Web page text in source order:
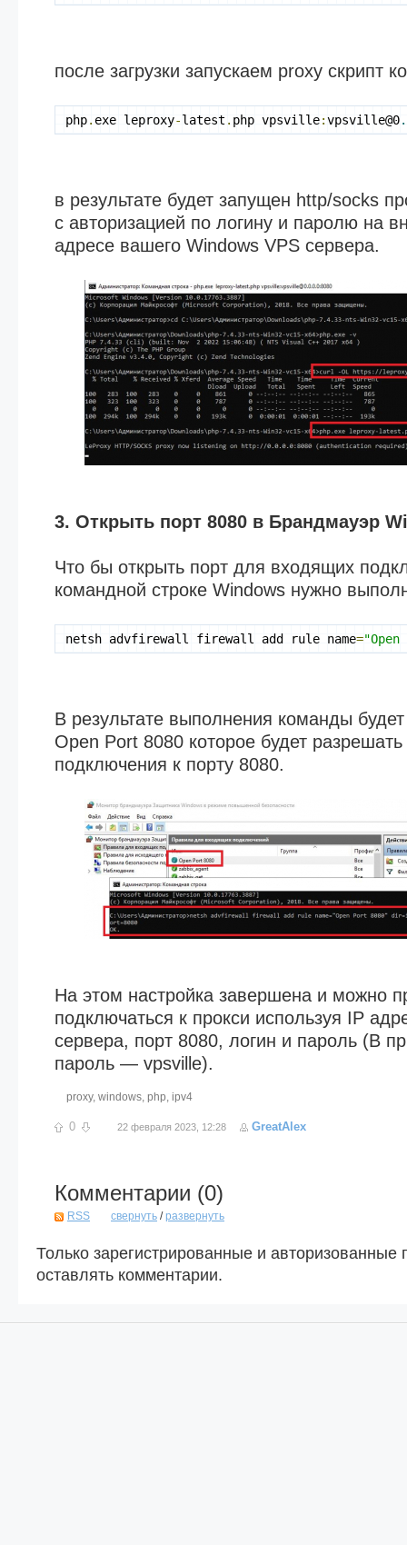
после загрузки запускаем proxy скрипт
php. exe leproxy-latest . php vpsville:vpsville@0
в результате будет запущен http/socks
с авторизацией по логину и паролю на
адресе вашего Windows VPS сервера.
3. Открыть порт 8080 в Брандмауэр
Что бы открыть порт для входящих
командной строке Windows нужно
netsh advfirewall firewall add rule name=
В результате выполнения команды
Open Port 8080 которое будет
подключения к порту 8080.
На этом настройка завершена и можно
подключаться к прокси используя IP
сервера, порт 8080, логин и пароль (В
пароль — vpsville).
proxy, windows, php, ipv4
0 22 февраля 2023, 12:28 GreatAlex
Комментарии (0)
RSS свернуть /развернуть
Только зарегистрированные и авторизованные
оставлять комментарии.